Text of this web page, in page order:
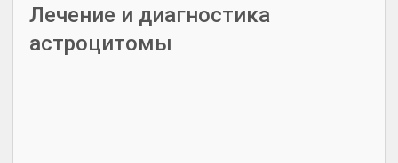
Лечение и диагностика
астроцитомы